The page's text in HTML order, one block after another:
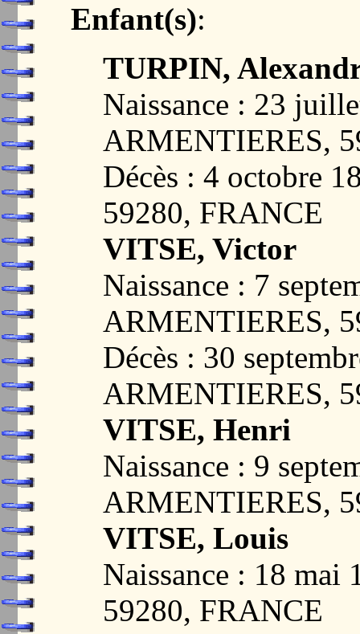
Enfant(s):
TURPIN,
Naissance : 23
ARMENTIERES,
Décès : 4 octobre
59280, FRANCE
VITSE, Victor
Naissance : 7
ARMENTIERES,
Décès : 30
ARMENTIERES,
VITSE, Henri
Naissance : 9
ARMENTIERES,
VITSE, Louis
Naissance : 18
59280, FRANCE